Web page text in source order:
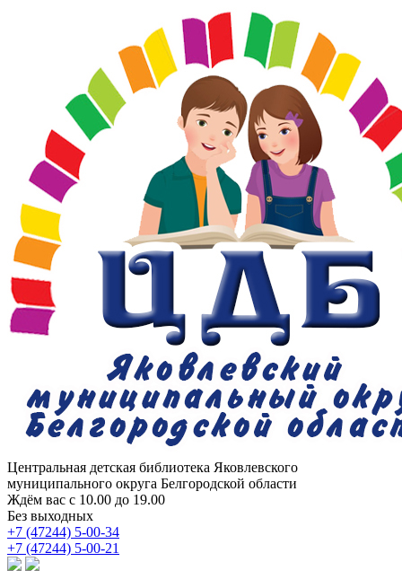
Центральная детская библиотека Яковлевского
муниципального округа Белгородской области
Ждём вас с 10.00 до 19.00
Без выходных
+7 (47244) 5-00-34
+7 (47244) 5-00-21